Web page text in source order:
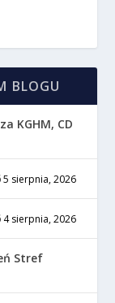
BLOGU
KGHM, CD
5 sierpnia, 2026
4 sierpnia, 2026
Stref